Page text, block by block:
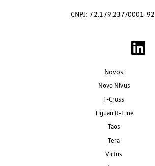
CNPJ: 72.179.237/0001-92
Novos
Novo Nivus
T-Cross
Tiguan R-Line
Taos
Tera
Virtus